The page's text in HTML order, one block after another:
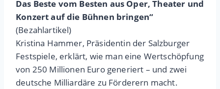
Das Beste vom Besten aus Oper, Theater und
Konzert auf die Bühnen bringen“
(Bezahlartikel)
Kristina Hammer, Präsidentin der Salzburger
Festspiele, erklärt, wie man eine Wertschöpfung
von 250 Millionen Euro generiert – und zwei
deutsche Milliardäre zu Förderern macht.